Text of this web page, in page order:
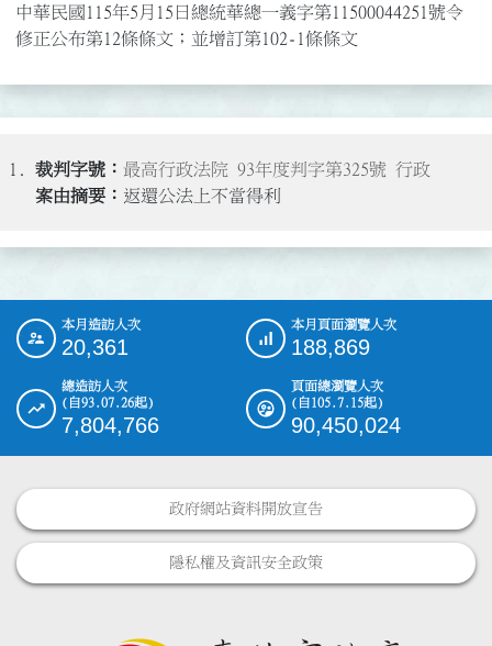
中華民國115年5月15日總統華總一義字第11500044251號令
修正公布第12條條文；並增訂第102-1條條文
1.
最高行政法院 93年度判字第325號 行政
返還公法上不當得利
::: 本月造訪人次
20,361
本月頁面瀏覽人次
188,869
總造訪人次
(自93.07.26起)
7,804,766
頁面總瀏覽人次
(自105.7.15起)
90,450,024
政府網站資料開放宣告
隱私權及資訊安全政策